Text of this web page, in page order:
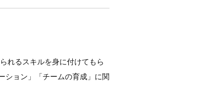
れるスキルを身に付けてもら
ション」「チームの育成」に関